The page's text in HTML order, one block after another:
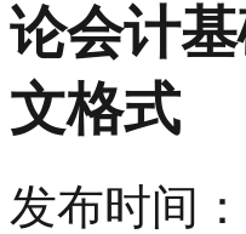
论会计
文格式
发布时间：